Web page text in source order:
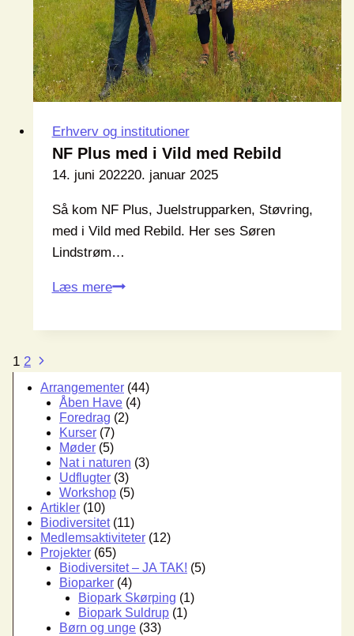
Erhverv og institutioner
NF Plus med i Vild med Rebild
14. juni 202220. januar 2025
Så kom NF Plus, Juelstrupparken, Støvring,
med i Vild med Rebild. Her ses Søren
Lindstrøm…
Læs mereNF
med
Vild
med
Rebild
Side
navigation
1 2 Næste
side
Arrangementer (44)
Åben Have (4)
Foredrag (2)
Kurser (7)
Møder (5)
Nat i naturen (3)
Udflugter (3)
Workshop (5)
Artikler (10)
Biodiversitet(11)
Medlemsaktiviteter (12)
Projekter (65)
Biodiversitet – JA TAK! (5)
Bioparker (4)
Biopark Skørping (1)
Biopark Suldrup (1)
Børn og unge (33)